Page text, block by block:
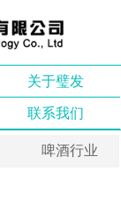
关于璧发
联系我们
啤酒行业